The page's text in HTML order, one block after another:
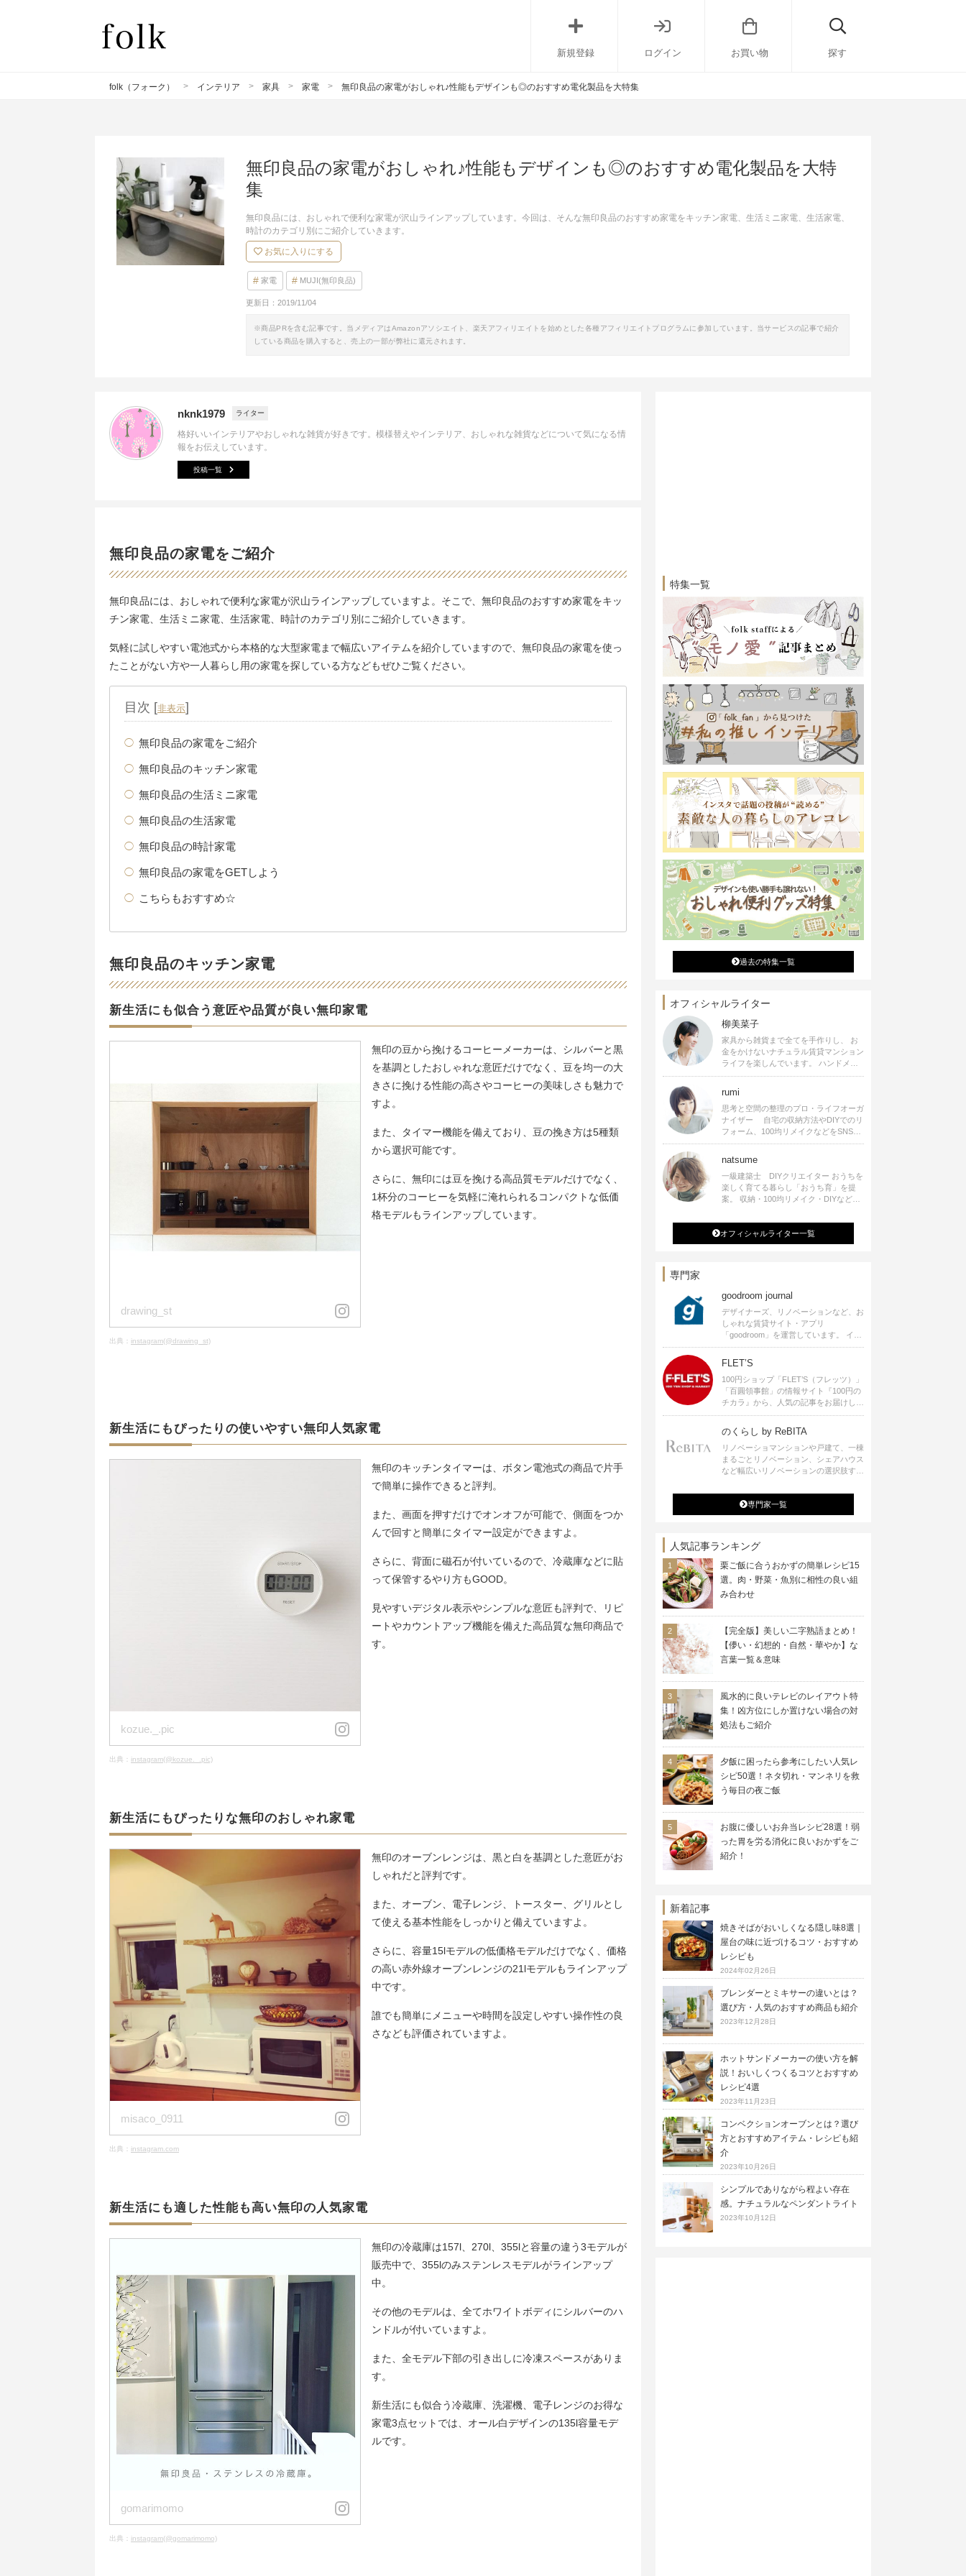
新規登録 ログイン お買い物 探す
folk（フォーク） インテリア 家具 家電 無印良品の家電がおしゃれ♪性能もデザインも◎のおすすめ電化製品を大特集
無印良品の家電がおしゃれ♪性能もデザインも◎のおすすめ電化製品を大特
集
無印良品には、おしゃれで便利な家電が沢山ラインアップしています。今回は、そんな無印良品のおすすめ家電をキッチン家電、生活ミニ家電、生活家電、
時計のカテゴリ別にご紹介していきます。
お気に入りにする
家電 MUJI(無印良品)
更新日： 2019/11/04
※商品PRを含む記事です。当メディアはAmazonアソシエイト、楽天アフィリエイトを始めとした各種アフィリエイトプログラムに参加しています。当サービスの記事で紹介
している商品を購入すると、売上の一部が弊社に還元されます。
nknk1979 ライター
格好いいインテリアやおしゃれな雑貨が好きです。模様替えやインテリア、おしゃれな雑貨などについて気になる情
報をお伝えしています。
投稿一覧
無印良品の家電をご紹介
無印良品には、おしゃれで便利な家電が沢山ラインアップしていますよ。そこで、無印良品のおすすめ家電をキッ
チン家電、生活ミニ家電、生活家電、時計のカテゴリ別にご紹介していきます。
気軽に試しやすい電池式から本格的な大型家電まで幅広いアイテムを紹介していますので、無印良品の家電を使っ
たことがない方や一人暮らし用の家電を探している方などもぜひご覧ください。
目次 [非表示]
無印良品の家電をご紹介
無印良品のキッチン家電
無印良品の生活ミニ家電
無印良品の生活家電
無印良品の時計家電
無印良品の家電をGETしよう
こちらもおすすめ☆
無印良品のキッチン家電
新生活にも似合う意匠や品質が良い無印家電
drawing_st
出典： instagram(@drawing_st)
無印の豆から挽けるコーヒーメーカーは、シルバーと黒
を基調としたおしゃれな意匠だけでなく、豆を均一の大
きさに挽ける性能の高さやコーヒーの美味しさも魅力で
すよ。
また、タイマー機能を備えており、豆の挽き方は5種類
から選択可能です。
さらに、無印には豆を挽ける高品質モデルだけでなく、
1杯分のコーヒーを気軽に淹れられるコンパクトな低価
格モデルもラインアップしています。
新生活にもぴったりの使いやすい無印人気家電
kozue._.pic
出典： instagram(@kozue._.pic)
無印のキッチンタイマーは、ボタン電池式の商品で片手
で簡単に操作できると評判。
また、画面を押すだけでオンオフが可能で、側面をつか
んで回すと簡単にタイマー設定ができますよ。
さらに、背面に磁石が付いているので、冷蔵庫などに貼
って保管するやり方もGOOD。
見やすいデジタル表示やシンプルな意匠も評判で、リピ
ートやカウントアップ機能を備えた高品質な無印商品で
す。
新生活にもぴったりな無印のおしゃれ家電
misaco_0911
出典： instagram.com
無印のオーブンレンジは、黒と白を基調とした意匠がお
しゃれだと評判です。
また、オーブン、電子レンジ、トースター、グリルとし
て使える基本性能をしっかりと備えていますよ。
さらに、容量15lモデルの低価格モデルだけでなく、価格
の高い赤外線オーブンレンジの21lモデルもラインアップ
中です。
誰でも簡単にメニューや時間を設定しやすい操作性の良
さなども評価されていますよ。
新生活にも適した性能も高い無印の人気家電
gomarimomo
出典： instagram(@gomarimomo)
無印の冷蔵庫は157l、270l、355lと容量の違う3モデルが
販売中で、355lのみステンレスモデルがラインアップ
中。
その他のモデルは、全てホワイトボディにシルバーのハ
ンドルが付いていますよ。
また、全モデル下部の引き出しに冷凍スペースがありま
す。
新生活にも似合う冷蔵庫、洗濯機、電子レンジのお得な
家電3点セットでは、オール白デザインの135l容量モデ
ルです。
特集一覧
過去の特集一覧
オフィシャルライター
柳美菜子
家具から雑貨まで全てを手作りし、 お
金をかけないナチュラル賃貸マンション
ライフを楽しんでいます。 ハンドメイ
ド雑貨やインテリアに関する著書も出
ます。
rumi
思考と空間の整理のプロ・ライフオーガ
ナイザー 自宅の収納方法やDIYでのリ
フォーム、100均リメイクなどをSNSで
公開中。 収納やリメイク、インテリア
シピ提供、店舗プロデュース 2016年９
月に宝島社より【Rumiのおうち時間を
楽しむインテリア】を出版しました。
natsume
一級建築士 DIYクリエイター おうちを
楽しく育てる暮らし「おうち育」を提
案。 収納・100均リメイク・DIYなどお
発信中。 著書 なつめさんちの新しい
のになつかしいアンティークな部屋つく
り 雑誌掲載・TV出演・コラム執筆・
オフィシャルライター一覧
専門家
goodroom journal
デザイナーズ、リノベーションなど、お
しゃれな賃貸サイト・アプリ
「goodroom」を運営しています。 イン
テリアや、ひとり暮らし、ふたり暮らし
のアイディアなど、賃貸でも自分らしい
暮らしを楽しむためのヒントをお届けし
ます。
FLET’S
100円ショップ「FLET’S（フレッツ）」
「百圓領事館」の情報サイト『100円の
チカラ』から、人気の記事をお届けしま
す。
のくらし by ReBITA
リノベーショマンションや戸建て、一棟
まるごとリノベーション、シェアハウス
など幅広いリノベーションの選択肢すべ
ジ・シェアスペースなど、「住む」だけ
ではなく「働く」「遊ぶ」「学ぶ」「旅
する」といった領域でも、暮らしや生き
専門家一覧
人気記事ランキング
栗ご飯に合うおかずの簡単レシピ15
選。肉・野菜・魚別に相性の良い組
み合わせ
【完全版】美しい二字熟語まとめ！
【儚い・幻想的・自然・華やか】な
言葉一覧＆意味
風水的に良いテレビのレイアウト特
集！凶方位にしか置けない場合の対
処法もご紹介
夕飯に困ったら参考にしたい人気レ
シピ50選！ネタ切れ・マンネリを救
う毎日の夜ご飯
お腹に優しいお弁当レシピ28選！弱
った胃を労る消化に良いおかずをご
紹介！
新着記事
焼きそばがおいしくなる隠し味8選｜
屋台の味に近づけるコツ・おすすめ
レシピも
2024年02月26日
ブレンダーとミキサーの違いとは？
選び方・人気のおすすめ商品も紹介
2023年12月28日
ホットサンドメーカーの使い方を解
説！おいしくつくるコツとおすすめ
レシピ4選
2023年11月23日
コンベクションオーブンとは？選び
方とおすすめアイテム・レシピも紹
介
2023年10月26日
シンプルでありながら程よい存在
感。ナチュラルなペンダントライト
2023年10月12日